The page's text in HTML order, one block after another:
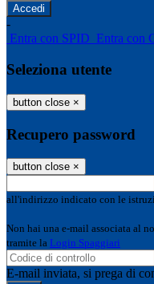
-
Entra con SPID Entra con
Seleziona utente
button close ×
Recupero password
button close ×
all'indirizzo indicato con le
Non hai una e-mail associata al
tramite la Login Spaggiari
E-mail inviata, si prega di